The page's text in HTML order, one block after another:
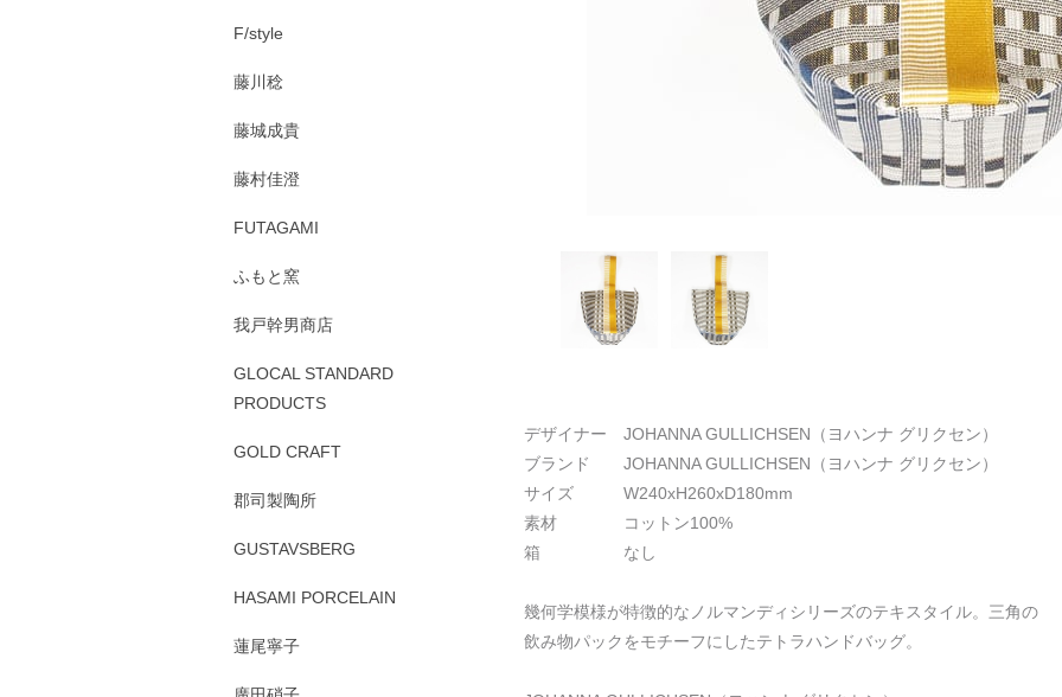
デザイナー JOHANNA GULLICHSEN（ヨハンナ グリクセン）
ブランド JOHANNA GULLICHSEN（ヨハンナ グリクセン）
サイズ W240xH260xD180mm
素材 コットン100%
箱 なし
幾何学模様が特徴的なノルマンディシリーズのテキスタイル。三角の
飲み物パックをモチーフにしたテトラハンドバッグ。
F/style
藤川稔
藤城成貴
藤村佳澄
FUTAGAMI
ふもと窯
我戸幹男商店
GLOCAL STANDARD
PRODUCTS
GOLD CRAFT
郡司製陶所
GUSTAVSBERG
HASAMI PORCELAIN
蓮尾寧子